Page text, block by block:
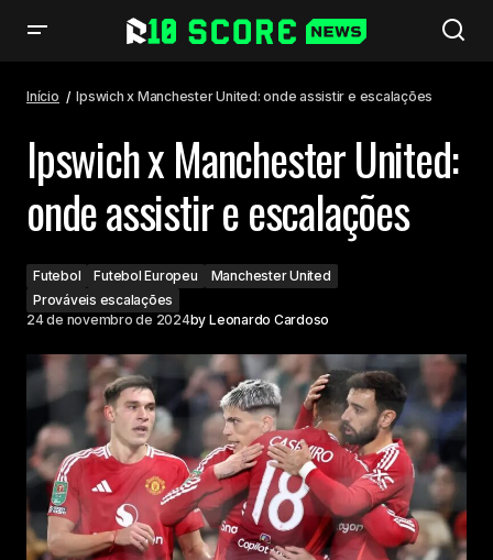
Início Ipswich x Manchester United: onde assistir e escalações
Ipswich x Manchester United:
onde assistir e escalações
Futebol Futebol Europeu
Manchester United
Prováveis escalações
24 de novembro de 2024by Leonardo Cardoso